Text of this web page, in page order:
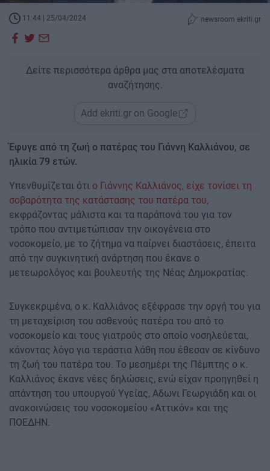
11:44 | 25/04/2024 newsroom ekriti.gr
Δείτε περισσότερα άρθρα μας στα αποτελέσματα
αναζήτησης.
Add ekriti.gr on Google
Έφυγε από τη ζωή ο πατέρας του Γιάννη Καλλιάνου, σε
ηλικία 79 ετών.
Yπενθυμίζεται ότι ο Γιάννης Καλλιάνος, είχε τονίσει τη
σοβαρότητα της κατάστασης του πατέρα του,
εκφράζοντας μάλιστα και τα παράπονά του για τον
τρόπο που αντιμετώπισαν την οικογένεια στο
νοσοκομείο, με το ζήτημα να παίρνει διαστάσεις, έπειτα
από την συγκινητική ανάρτηση που έκανε ο
μετεωρολόγος και βουλευτής της Νέας Δημοκρατίας.
Συγκεκριμένα, ο κ. Καλλιάνος εξέφρασε την οργή του για
τη μεταχείριση του ασθενούς πατέρα του από το
νοσοκομείο και τους γιατρούς στο οποίο νοσηλεύεται,
κάνοντας λόγο για τεράστια λάθη που έθεσαν σε κίνδυνο
τη ζωή του πατέρα του. Το μεσημέρι της Πέμπτης ο κ.
Καλλιάνος έκανε νέες δηλώσεις, ενώ είχαν προηγηθεί η
απάντηση του υπουργού Υγείας, Αδωνι Γεωργιάδη και οι
ανακοινώσεις του νοσοκομείου «Αττικόν» και της
ΠΟΕΔΗΝ.